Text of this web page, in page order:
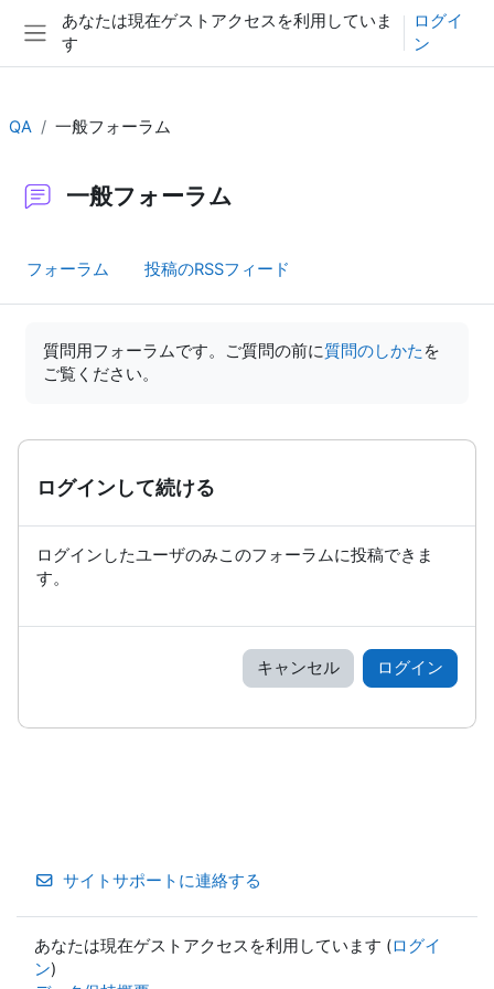
メインコンテンツへスキップする
サイドパネル
あなたは現在ゲストアクセスを利用していま
す
ログイ
ン
QA 一般フォーラム
一般フォーラム
フォーラム 投稿のRSSフィード
質問用フォーラムです。ご質問の前に質問のしかた を
ご覧ください。
ログインして続ける
ログインしたユーザのみこのフォーラムに投稿できま
す。
キャンセル ログイン
サイトサポートに連絡する
あなたは現在ゲストアクセスを利用しています (ログイ
ン)